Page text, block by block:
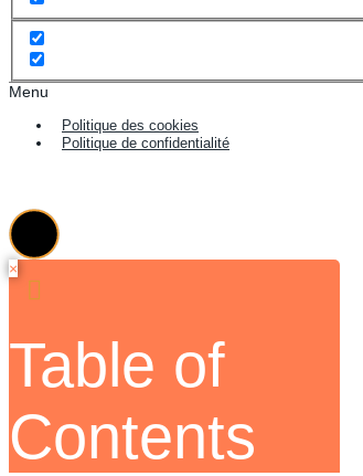
Menu
Politique des cookies
Politique de confidentialité
×
Table of
Contents